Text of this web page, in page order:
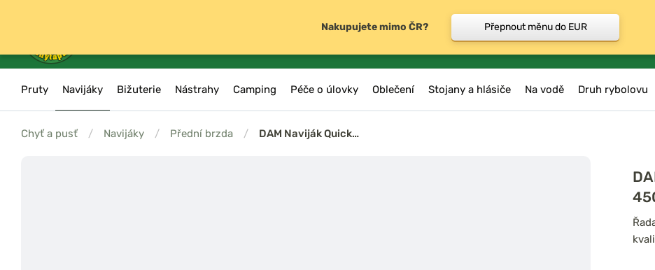
Pruty Navijáky Bižuterie Nástrahy Camping Péče o úlovky Oblečení Stojany a hlásiče Na vodě Druh rybolovu
Chyť a pusť / Navijáky / Přední brzda / DAM Naviják Quick…
Nakupujete mimo ČR? Přepnout měnu do EUR